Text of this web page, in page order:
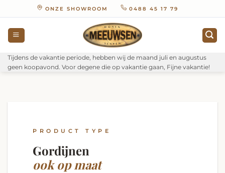
naar
inhoud
ONZE SHOWROOM 0488 45 17 79
Tijdens de vakantie periode, hebben wij de maand juli en augustus
geen koopavond. Voor degene die op vakantie gaan, Fijne vakantie!
PRODUCT TYPE
Gordijnen
ook op maat